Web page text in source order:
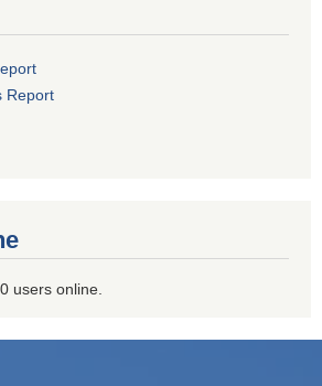
Report
users online.